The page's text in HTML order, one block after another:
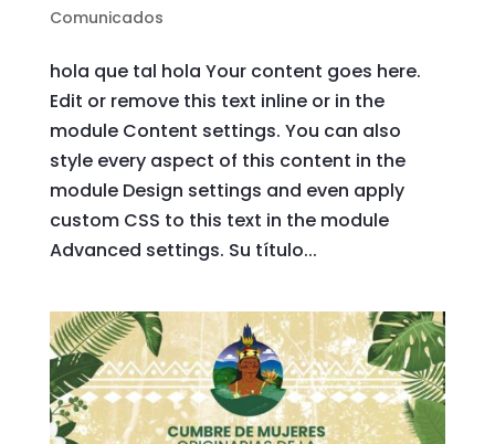
Comunicados
hola que tal hola Your content goes here.
Edit or remove this text inline or in the
module Content settings. You can also
style every aspect of this content in the
module Design settings and even apply
custom CSS to this text in the module
Advanced settings. Su título...